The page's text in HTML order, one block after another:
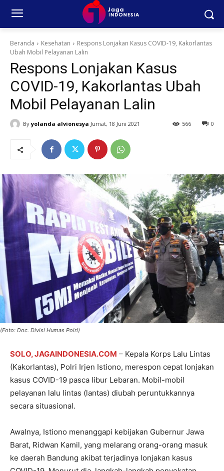
Beranda Kesehatan
Respons Lonjakan Kasus COVID-19, Kakorlantas
Ubah Mobil Pelayanan Lalin
Respons Lonjakan Kasus
COVID-19, Kakorlantas Ubah
Mobil Pelayanan Lalin
By yolanda alvionesya Jumat, 18 Juni 2021 0
566
(Foto: Doc. Divisi Humas Polri)
SOLO, JAGAINDONESIA.COM – Kepala Korps Lalu Lintas
(Kakorlantas), Polri Irjen Istiono, merespon cepat lonjakan
kasus COVID-19 pasca libur Lebaran. Mobil-mobil
pelayanan lalu lintas (lantas) diubah peruntukkannya
secara situasional.
Awalnya, Istiono menanggapi kebijakan Gubernur Jawa
Barat, Ridwan Kamil, yang melarang orang-orang masuk
ke daerah Bandung akibat terjadinya lonjakan kasus